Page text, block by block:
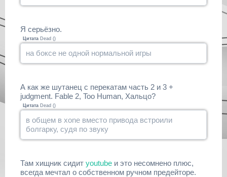
Я серьёзно.
Цитата Dead ()
на боксе не одной нормальной игры
А как же шутанец с перекатам часть 2 и 3 +
judgment. Fable 2, Too Human, Хальцо?
Цитата Dead ()
в общем в xone вместо привода встроили
болгарку, судя по звуку
Там хищник сидит youtube и это несомнено плюс,
всегда мечтал о собственном ручном предейторе.